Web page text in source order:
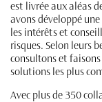
est livrée aux aléas
avons développé
les intérêts et
risques. Selon leurs
consultons et
solutions les plus
Avec plus de 350